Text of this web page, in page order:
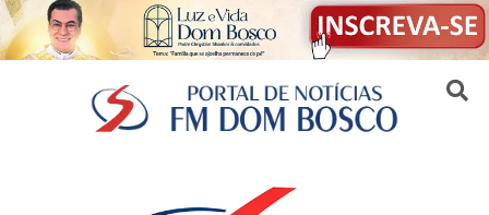
Sair da versão mobile